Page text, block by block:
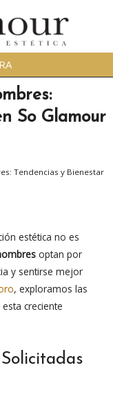
So Glamour
Tendencias y Bienestar
estética no es
optan por
y sentirse mejor
, exploramos las
creciente